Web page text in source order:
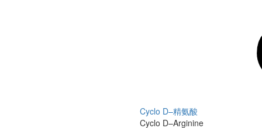
Cyclo D–精氨酸
Cyclo D–Arginine